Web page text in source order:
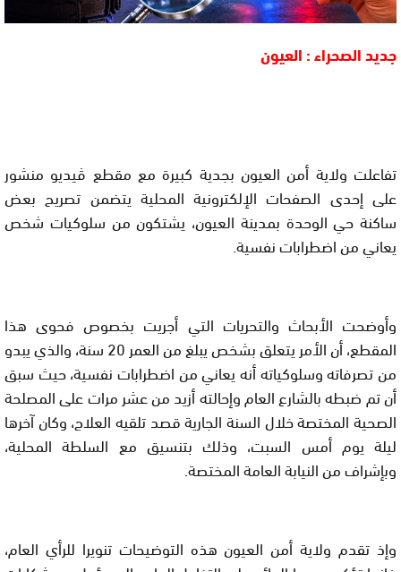
جديد الصحراء : العيون
تفاعلت ولاية أمن العيون بجدية كبيرة مع مقطع ڤيديو منشور
على إحدى الصفحات الإلكترونية المحلية يتضمن تصريح بعض
ساكنة حي الوحدة بمدينة العيون، يشتكون من سلوكيات شخص
يعاني من اضطرابات نفسية.
وأوضحت الأبحاث والتحريات التي أجريت بخصوص فحوى هذا
المقطع، أن الأمر يتعلق بشخص يبلغ من العمر 20 سنة، والذي يبدو
من تصرفاته وسلوكياته أنه يعاني من اضطرابات نفسية، حيث سبق
أن تم ضبطه بالشارع العام وإحالته أزيد من عشر مرات على المصلحة
الصحية المختصة خلال السنة الجارية قصد تلقيه العلاج، وكان آخرها
ليلة يوم أمس السبت، وذلك بتنسيق مع السلطة المحلية،
وبإشراف من النيابة العامة المختصة.
وإذ تقدم ولاية أمن العيون هذه التوضيحات تنويرا للرأي العام،